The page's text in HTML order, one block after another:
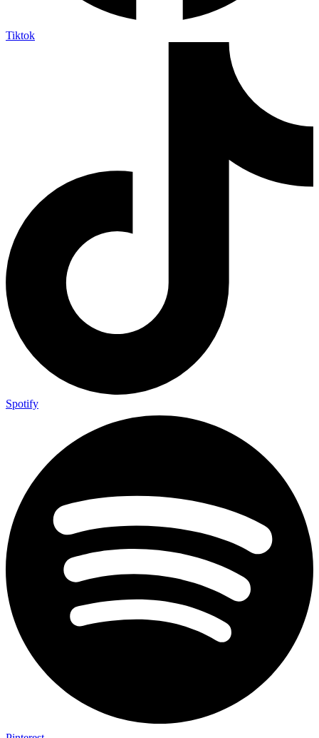
Tiktok
Spotify